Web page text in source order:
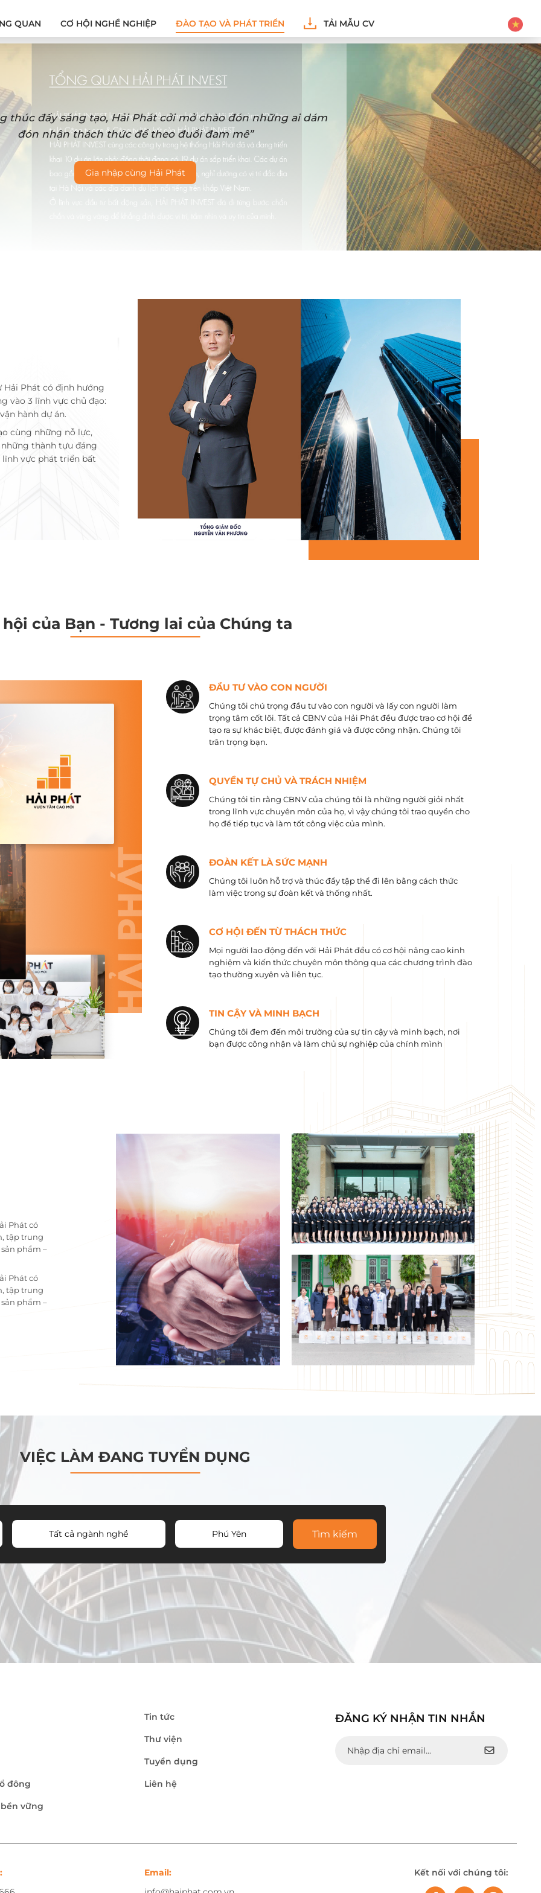
QUAN CƠ HỘI NGHỀ NGHIỆP ĐÀO TẠO VÀ PHÁT TRIỂN TẢI MẪU CV
thúc đẩy sáng tạo, Hải Phát cởi mở chào đón những ai dám
đón nhận thách thức để theo đuổi đam mê”
Gia nhập cùng Hải Phát
Hải Phát có định hướng
vào 3 lĩnh vực chủ đạo:
hành dự án.
cùng những nỗ lực,
những thành tựu đáng
vực phát triển bất
hội của Bạn - Tương lai của Chúng ta
ĐẦU TƯ VÀO CON NGƯỜI
Chúng tôi chú trọng đầu tư vào con người và lấy con người làm
trọng tâm cốt lõi. Tất cả CBNV của Hải Phát đều được trao cơ hội để
tạo ra sự khác biệt, được đánh giá và được công nhận. Chúng tôi
trân trọng bạn.
QUYỀN TỰ CHỦ VÀ TRÁCH NHIỆM
Chúng tôi tin rằng CBNV của chúng tôi là những người giỏi nhất
trong lĩnh vực chuyên môn của họ, vì vậy chúng tôi trao quyền cho
họ để tiếp tục và làm tốt công việc của mình.
ĐOÀN KẾT LÀ SỨC MẠNH
Chúng tôi luôn hỗ trợ và thúc đẩy tập thể đi lên bằng cách thức
làm việc trong sự đoàn kết và thống nhất.
CƠ HỘI ĐẾN TỪ THÁCH THỨC
Mọi người lao động đến với Hải Phát đều có cơ hội nâng cao kinh
nghiệm và kiến ​​thức chuyên môn thông qua các chương trình đào
tạo thường xuyên và liên tục.
TIN CẬY VÀ MINH BẠCH
Chúng tôi đem đến môi trường của sự tin cậy và minh bạch, nơi
bạn được công nhận và làm chủ sự nghiệp của chính mình
Phát có
tập trung
phẩm –
Phát có
tập trung
phẩm –
VIỆC LÀM ĐANG TUYỂN DỤNG
Tất cả ngành nghề Phú Yên Tìm kiếm
đông
vững
Tin tức
Thư viện
Tuyển dụng
Liên hệ
ĐĂNG KÝ NHẬN TIN NHẮN
Email:
Kết nối với chúng tôi: